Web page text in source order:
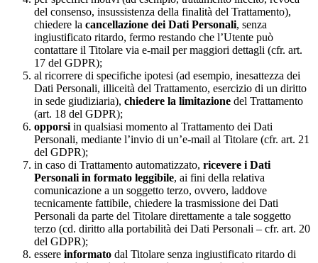
del consenso, insussistenza della finalità del Trattamento),
chiedere la cancellazione dei Dati Personali, senza
ingiustificato ritardo, fermo restando che l’Utente può
contattare il Titolare via e-mail per maggiori dettagli (cfr. art.
17 del GDPR);
al ricorrere di specifiche ipotesi (ad esempio, inesattezza dei
Dati Personali, illiceità del Trattamento, esercizio di un diritto
in sede giudiziaria), chiedere la limitazione del Trattamento
(art. 18 del GDPR);
opporsi in qualsiasi momento al Trattamento dei Dati
Personali, mediante l’invio di un’e-mail al Titolare (cfr. art. 21
del GDPR);
in caso di Trattamento automatizzato, ricevere i Dati
Personali in formato leggibile, ai fini della relativa
comunicazione a un soggetto terzo, ovvero, laddove
tecnicamente fattibile, chiedere la trasmissione dei Dati
Personali da parte del Titolare direttamente a tale soggetto
terzo (cd. diritto alla portabilità dei Dati Personali – cfr. art. 20
del GDPR);
essere informato dal Titolare senza ingiustificato ritardo di